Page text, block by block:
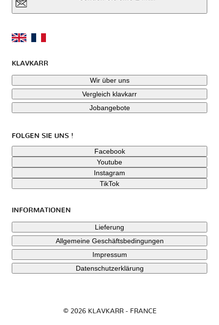
KLAVKARR
Wir über uns
Vergleich klavkarr
Jobangebote
FOLGEN SIE UNS !
Facebook
Youtube
Instagram
TikTok
INFORMATIONEN
Lieferung
Allgemeine Geschäftsbedingungen
Impressum
Datenschutzerklärung
© 2026 KLAVKARR - FRANCE